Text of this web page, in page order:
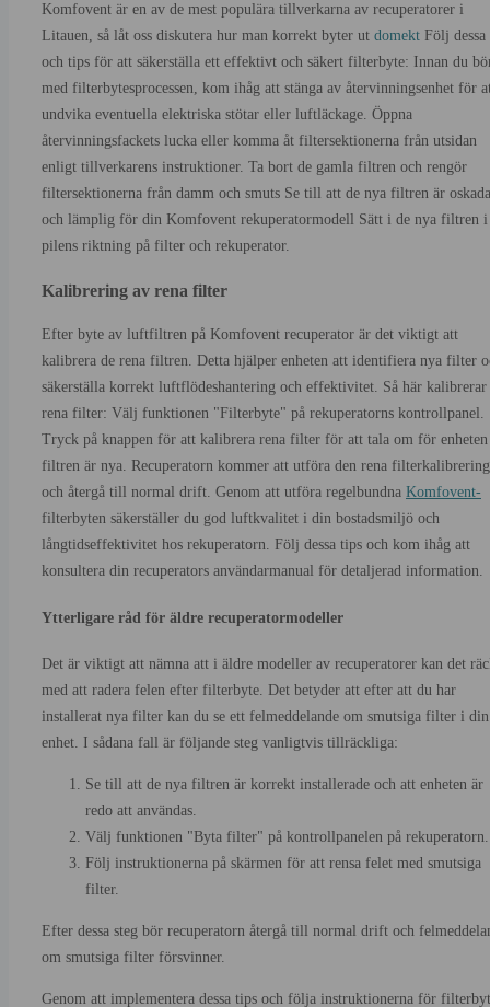
Komfovent är en av de mest populära tillverkarna av recuperatorer i
Litauen, så låt oss diskutera hur man korrekt byter ut domekt Följ dessa
och tips för att säkerställa ett effektivt och säkert filterbyte: Innan du
med filterbytesprocessen, kom ihåg att stänga av återvinningsenhet för
undvika eventuella elektriska stötar eller luftläckage. Öppna
återvinningsfackets lucka eller komma åt filtersektionerna från utsidan
enligt tillverkarens instruktioner. Ta bort de gamla filtren och rengör
filtersektionerna från damm och smuts Se till att de nya filtren är
och lämplig för din Komfovent rekuperatormodell Sätt i de nya filtren i
pilens riktning på filter och rekuperator.
Kalibrering av rena filter
Efter byte av luftfiltren på Komfovent recuperator är det viktigt att
kalibrera de rena filtren. Detta hjälper enheten att identifiera nya filter
säkerställa korrekt luftflödeshantering och effektivitet. Så här kalibrerar
rena filter: Välj funktionen "Filterbyte" på rekuperatorns kontrollpanel.
Tryck på knappen för att kalibrera rena filter för att tala om för
filtren är nya. Recuperatorn kommer att utföra den rena
och återgå till normal drift. Genom att utföra regelbundna Komfovent-
filterbyten säkerställer du god luftkvalitet i din bostadsmiljö och
långtidseffektivitet hos rekuperatorn. Följ dessa tips och kom ihåg att
konsultera din recuperators användarmanual för detaljerad information.
Ytterligare råd för äldre recuperatormodeller
Det är viktigt att nämna att i äldre modeller av recuperatorer kan det
med att radera felen efter filterbyte. Det betyder att efter att du har
installerat nya filter kan du se ett felmeddelande om smutsiga filter i din
enhet. I sådana fall är följande steg vanligtvis tillräckliga:
Se till att de nya filtren är korrekt installerade och att enheten är
redo att användas.
Välj funktionen "Byta filter" på kontrollpanelen på rekuperatorn.
Följ instruktionerna på skärmen för att rensa felet med smutsiga
filter.
Efter dessa steg bör recuperatorn återgå till normal drift och
om smutsiga filter försvinner.
Genom att implementera dessa tips och följa instruktionerna för